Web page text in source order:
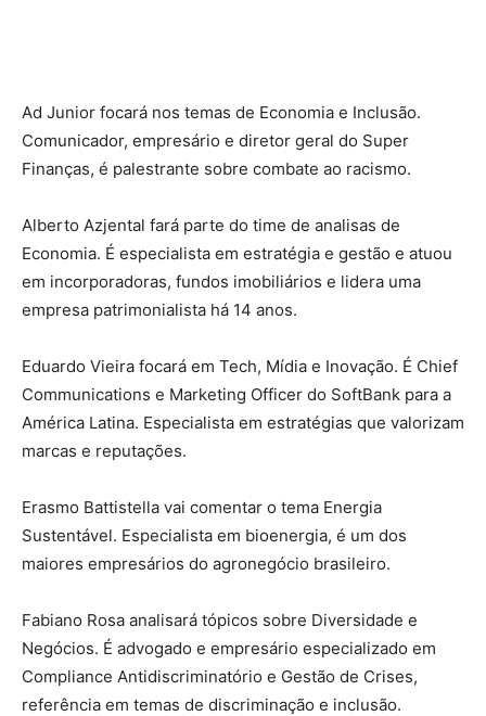
Ad Junior focará nos temas de Economia e Inclusão.
Comunicador, empresário e diretor geral do Super
Finanças, é palestrante sobre combate ao racismo.
Alberto Azjental fará parte do time de analisas de
Economia. É especialista em estratégia e gestão e atuou
em incorporadoras, fundos imobiliários e lidera uma
empresa patrimonialista há 14 anos.
Eduardo Vieira focará em Tech, Mídia e Inovação. É Chief
Communications e Marketing Officer do SoftBank para a
América Latina. Especialista em estratégias que valorizam
marcas e reputações.
Erasmo Battistella vai comentar o tema Energia
Sustentável. Especialista em bioenergia, é um dos
maiores empresários do agronegócio brasileiro.
Fabiano Rosa analisará tópicos sobre Diversidade e
Negócios. É advogado e empresário especializado em
Compliance Antidiscriminatório e Gestão de Crises,
referência em temas de discriminação e inclusão.